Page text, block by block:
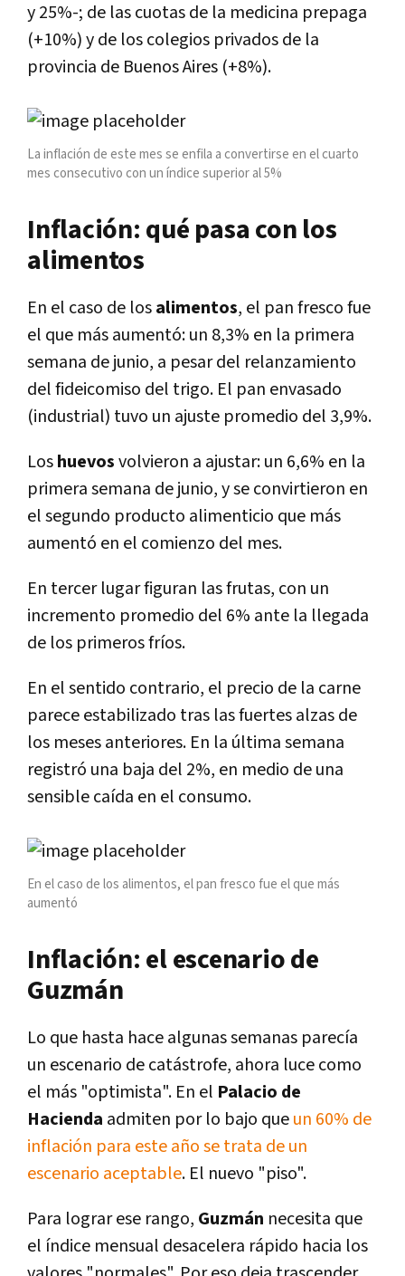
y 25%-; de las cuotas de la medicina prepaga
(+10%) y de los colegios privados de la
provincia de Buenos Aires (+8%).
La inflación de este mes se enfila a convertirse en el cuarto
mes consecutivo con un índice superior al 5%
Inflación: qué pasa con los
alimentos
En el caso de losalimentos, el pan fresco fue
el que más aumentó: un 8,3% en la primera
semana de junio, a pesar del relanzamiento
del fideicomiso del trigo. El pan envasado
(industrial) tuvo un ajuste promedio del 3,9%.
Loshuevosvolvieron a ajustar: un 6,6% en la
primera semana de junio, y se convirtieron en
el segundo producto alimenticio que más
aumentó en el comienzo del mes.
En tercer lugar figuran las frutas, con un
incremento promedio del 6% ante la llegada
de los primeros fríos.
En el sentido contrario, el precio de la carne
parece estabilizado tras las fuertes alzas de
los meses anteriores. En la última semana
registró una baja del 2%, en medio de una
sensible caída en el consumo.
En el caso de los alimentos, el pan fresco fue el que más
aumentó
Inflación: el escenario de
Guzmán
Lo que hasta hace algunas semanas parecía
un escenario de catástrofe, ahora luce como
el más "optimista". En el Palacio de
Hacienda admiten por lo bajo queun 60% de
inflación para este año se trata de un
escenario aceptable. El nuevo "piso".
Para lograr ese rango, Guzmán necesita que
el índice mensual desacelera rápido hacia los